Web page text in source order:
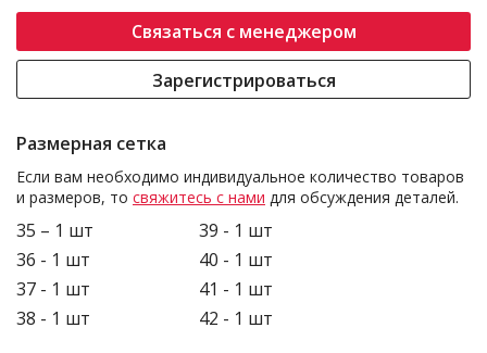
Связаться с менеджером
Зарегистрироваться
Размерная сетка
Если вам необходимо индивидуальное количество товаров
и размеров, то свяжитесь с нами для обсуждения деталей.
35 – 1 шт
36 - 1 шт
37 - 1 шт
38 - 1 шт
39 - 1 шт
40 - 1 шт
41 - 1 шт
42 - 1 шт